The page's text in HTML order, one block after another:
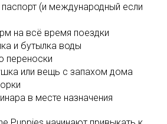
(и международный если
на всё время поездки
и бутылка воды
переноски
или вещь с запахом дома
в месте назначения